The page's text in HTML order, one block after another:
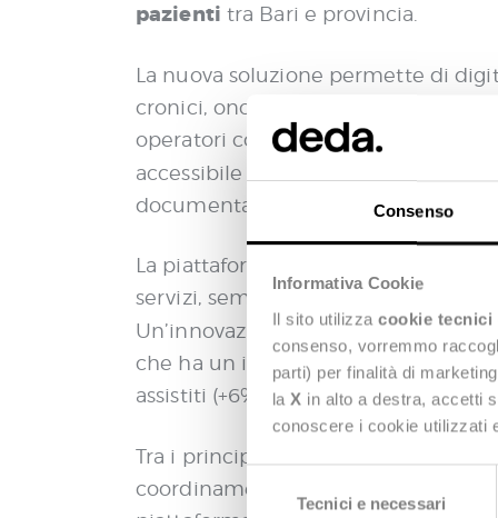
Consenso
Informativa Cookie
Il sito utilizza cookie tecnici
consenso, vorremmo
parti) per finalità di
la X in alto a destra, accetti
conoscere i cookie utilizzati
Tecnici e necessari
pazienti tra Bari e provincia.
La nuova soluzione permette di
cronici, oncologici o in fase di
operatori coinvolti: medici di
accessibile direttamente dal
documentare le attività svolte e
La piattaforma rafforza
servizi, semplificando i flussi
Un’innovazione sviluppata con il
che ha un impatto concreto sulla
assistiti (+6% rispetto al 2023) con
Tra i principali vantaggi del nuovo
coordinamento tra ambito sanitario